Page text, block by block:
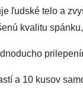
ľudské telo a
kvalitu
a 10 kusov